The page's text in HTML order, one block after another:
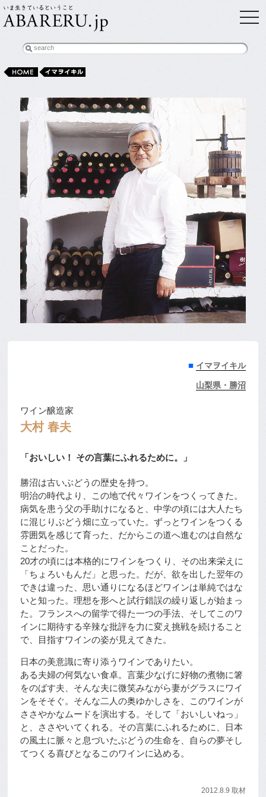
search
HOME
■ イマヲイキル
山梨県・勝沼
ワイン醸造家
大村 春夫
「おいしい！ その言葉にふれるために。」
勝沼は古いぶどうの歴史を持つ。
明治の時代より、この地で代々ワインをつくってきた。
病気を患う父の手助けになると、中学の頃には大人たち
に混じりぶどう畑に立っていた。ずっとワインをつくる
雰囲気を感じて育った、だからこの道へ進むのは自然な
ことだった。
20才の頃には本格的にワインをつくり、その出来栄えに
「ちょろいもんだ」と思った。だが、欲を出した翌年の
できは違った、思い通りになるほどワインは単純ではな
いと知った。理想を形へと試行錯誤の繰り返しが始まっ
た。フランスへの留学で得た一つの手法、そしてこのワ
インに期待する辛辣な批評を力に変え挑戦を続けること
で、目指すワインの姿が見えてきた。
日本の美意識に寄り添うワインでありたい。
ある夫婦の何気ない食卓。言葉少なげに好物の煮物に箸
をのばす夫、そんな夫に微笑みながら妻がグラスにワイ
ンをそそぐ。そんな二人の奥ゆかしさを、このワインが
ささやかなムードを演出する。そして「おいしいねっ」
と、ささやいてくれる。その言葉にふれるために、日本
の風土に脈々と息づいたぶどうの生命を、自らの夢そし
てつくる喜びとなるこのワインに込める。
2012.8.9 取材